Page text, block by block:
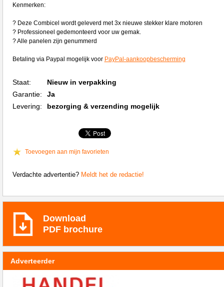
Kenmerken:
? Deze Combicel wordt geleverd met 3x nieuwe stekker klare motoren
? Professioneel gedemonteerd voor uw gemak.
? Alle panelen zijn genummerd
Betaling via Paypal mogelijk voor PayPal-aankoopbescherming
Staat:
Nieuw in verpakking
Garantie:
Ja
Levering:
bezorging & verzending mogelijk
Toevoegen aan mijn favorieten
Verdachte advertentie? Meldt het de redactie!
Download
PDF brochure
Adverteerder